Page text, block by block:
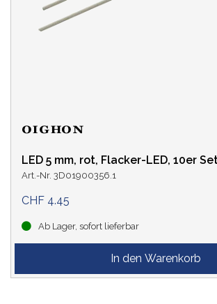
LED 5 mm, rot, Flacker-LED, 10er
Art.-Nr. 3D01900356.1
CHF 4.45
Ab Lager, sofort lieferbar